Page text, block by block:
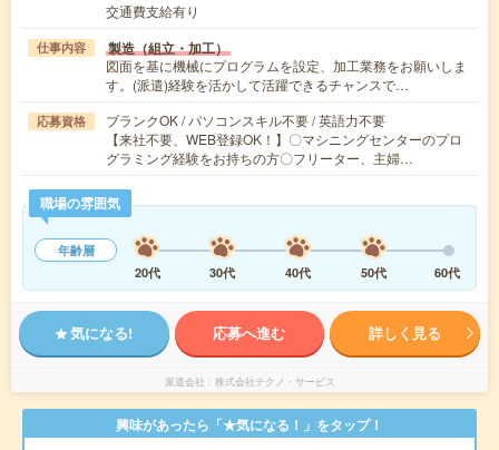
交通費支給有り
仕事内容 製造（組立・加工）
図面を基に機械にプログラムを設定、加工業務をお願いしま
す。(派遣)経験を活かして活躍できるチャンスで…
応募資格
ブランクOK / パソコンスキル不要 / 英語力不要
【来社不要、WEB登録OK！】〇マシニングセンターのプロ
グラミング経験をお持ちの方〇フリーター、主婦…
職場の雰囲気
年齢層
20代
30代 40代 50代 60代
気になる! 応募へ進む 詳しく見る
派遣会社 株式会社テクノ・サービス
興味があったら「★気になる！」をタップ！